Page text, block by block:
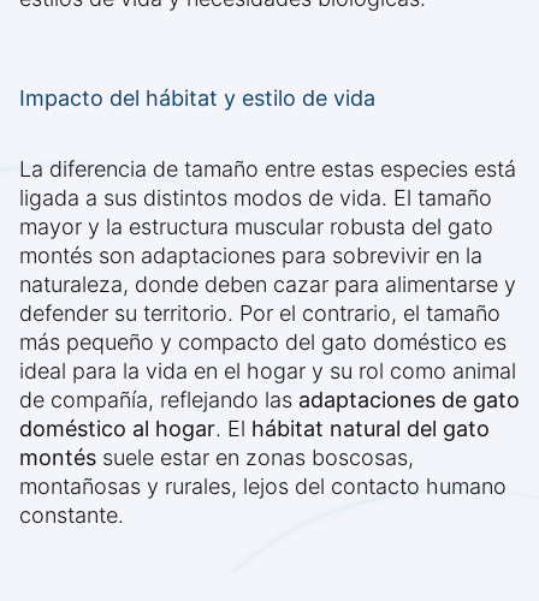
Impacto del hábitat y estilo de vida
La diferencia de tamaño entre estas especies está
ligada a sus distintos modos de vida. El tamaño
mayor y la estructura muscular robusta del gato
montés son adaptaciones para sobrevivir en la
naturaleza, donde deben cazar para alimentarse y
defender su territorio. Por el contrario, el tamaño
más pequeño y compacto del gato doméstico es
ideal para la vida en el hogar y su rol como animal
de compañía, reflejando las adaptaciones de gato
doméstico al hogar. El hábitat natural del gato
montés suele estar en zonas boscosas,
montañosas y rurales, lejos del contacto humano
constante.